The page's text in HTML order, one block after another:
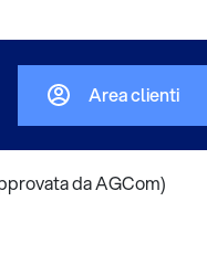
Area clienti
da AGCom)